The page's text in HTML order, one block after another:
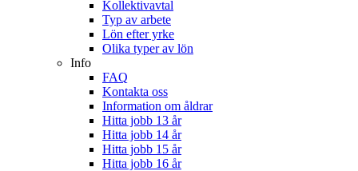
Kollektivavtal
Typ av arbete
Lön efter yrke
Olika typer av lön
Info
FAQ
Kontakta oss
Information om åldrar
Hitta jobb 13 år
Hitta jobb 14 år
Hitta jobb 15 år
Hitta jobb 16 år